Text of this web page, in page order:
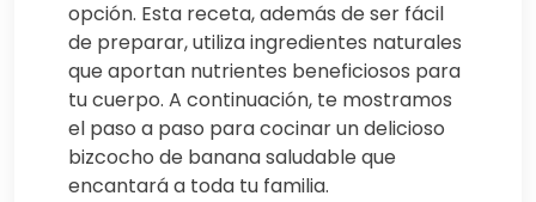
opción. Esta receta, además de ser fácil
de preparar, utiliza ingredientes naturales
que aportan nutrientes beneficiosos para
tu cuerpo. A continuación, te mostramos
el paso a paso para cocinar un delicioso
bizcocho de banana saludable que
encantará a toda tu familia.